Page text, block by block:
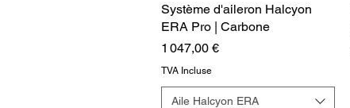
Aperçu rapide
Système d'aileron Halcyon
ERA Pro | Carbone
Prix
1 047,00 €
TVA Incluse
Aile Halcyon ERA